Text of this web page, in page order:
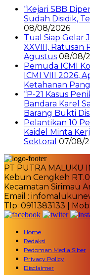
“Kejari SBB
Sudah Disidik,
08/08/2026
Tual Siap Gelar
XXVIII, Ratusan
Agustus 08/08/
Pemuda ICMI
ICMI VIII 2026,
Ketahanan
“P-21 Kasus
Bandara Karel
Barang Bukti
Pelantikan 10
Kaidel Minta
Sektoral 07/08/
PT PUTRA MALUKU
Kebun Cengkeh
Kecamatan Sirimau
Email :
Tlp: 0911383133 |
Home
Redaksi
Pedoman Media Siber
Privacy Policy
Disclaimer